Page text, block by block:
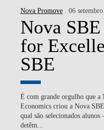
Nova Promove . 06
Nova
for
SBE
É com grande orgulho que a
Economics criou a Nova
qual são selecionados
detêm...